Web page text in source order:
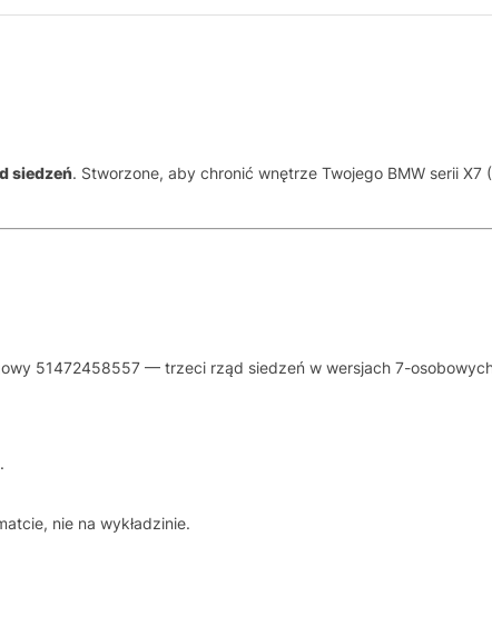
siedzeń. Stworzone, aby chronić wnętrze Twojego BMW serii X7
51472458557 — trzeci rząd siedzeń w wersjach 7-
nie na wykładzinie.